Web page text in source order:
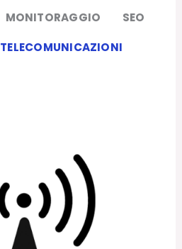
MONITORAGGIO SEO
TELECOMUNICAZIONI